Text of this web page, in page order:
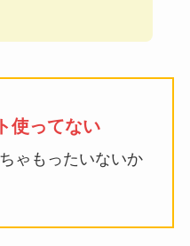
使ってない
ゃもったいないか